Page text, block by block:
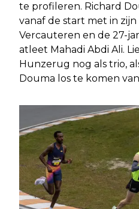
te profileren. Richard
vanaf de start met in
Vercauteren en de 27-
atleet Mahadi Abdi Ali.
Hunzerug nog als trio,
Douma los te komen